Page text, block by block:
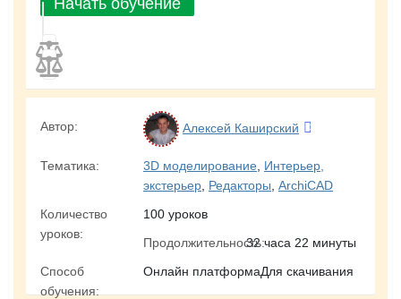
Начать обучение
Автор: Алексей Каширский
Тематика: 3D моделирование Интерьер,
экстерьер Редакторы ArchiCAD
Количество
уроков:
100 уроков
Продолжительность:32 часа 22 минуты
Способ
обучения:
Онлайн платформаДля скачивания